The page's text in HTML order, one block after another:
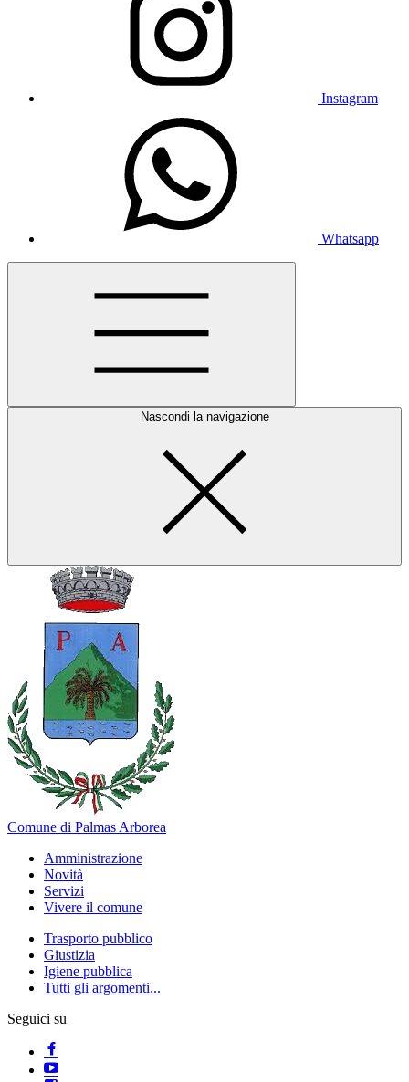
Instagram
Whatsapp
Nascondi la navigazione
Comune di Palmas Arborea
Amministrazione
Novità
Servizi
Vivere il comune
Trasporto pubblico
Giustizia
Igiene pubblica
Tutti gli argomenti...
Seguici su